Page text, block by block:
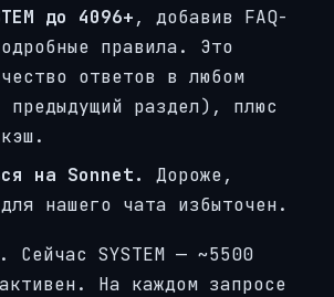
до 4096+, добавив FAQ-
правила. Это
ответов в любом
раздел), плюс
на Sonnet.
Дороже,
нашего чата избыточен.
Сейчас SYSTEM — ~5500
На каждом запросе